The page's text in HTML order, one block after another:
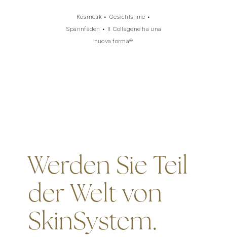
Kosmetik • Gesichtslinie •
Spannfäden • Il Collagene ha una
nuova forma®
Werden Sie Teil
der Welt von
SkinSystem.